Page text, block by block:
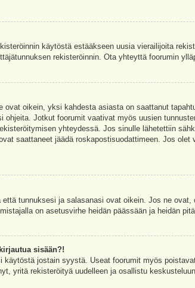
käytöstä estääkseen uusia vierailijoita
rekisteröinnin. Ota yhteyttä foorumin
oikein, yksi kahdesta asiasta on saattanut
Jotkut foorumit vaativat myös uusien
yhteydessä. Jos sinulle lähetettiin
saattaneet jäädä roskapostisuodattimeen. Jos
tunnuksesi ja salasanasi ovat oikein. Jos ne
on asetusvirhe heidän päässään ja heidän
sisään?!
jostain syystä. Useat foorumit myös
yritä rekisteröityä uudelleen ja osallistu